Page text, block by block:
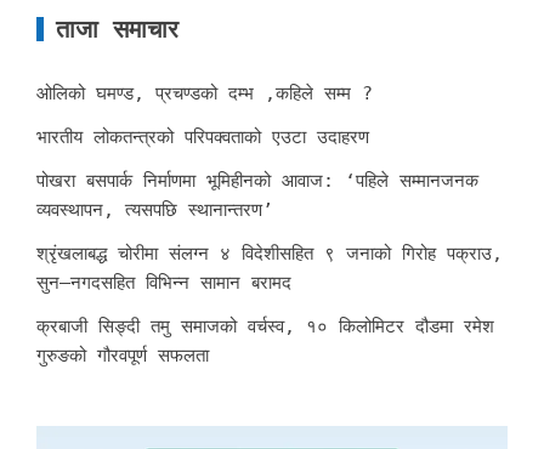
ताजा समाचार
ओलिको घमण्ड, प्रचण्डको दम्भ ,कहिले सम्म ?
भारतीय लोकतन्त्रको परिपक्वताको एउटा उदाहरण
पोखरा बसपार्क निर्माणमा भूमिहीनको आवाज: ‘पहिले सम्मानजनक
व्यवस्थापन, त्यसपछि स्थानान्तरण’
श्रृंखलाबद्ध चोरीमा संलग्न ४ विदेशीसहित ९ जनाको गिरोह पक्राउ,
सुन–नगदसहित विभिन्न सामान बरामद
क्रबाजी सिङ्दी तमु समाजको वर्चस्व, १० किलोमिटर दौडमा रमेश
गुरुङको गौरवपूर्ण सफलता